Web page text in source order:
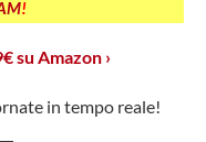
!
su Amazon ›
in tempo reale!